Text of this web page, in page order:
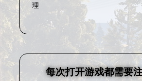
理
每次打开游戏都需要